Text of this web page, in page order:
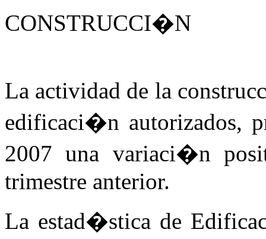
CONSTRUCCI�N
La actividad de la
edificaci�n autorizados,
2007 una variaci�n
trimestre anterior.
La estad�stica de